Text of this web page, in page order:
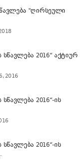
"ღირსეული
2016“ აქტიურ
2016
2016“-ის
2016“-ის